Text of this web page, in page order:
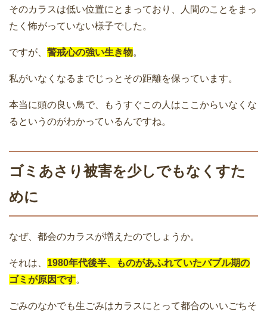
そのカラスは低い位置にとまっており、人間のことをまっ
たく怖がっていない様子でした。
ですが、 警戒心の強い生き物。
私がいなくなるまでじっとその距離を保っています。
本当に頭の良い鳥で、もうすぐこの人はここからいなくな
るというのがわかっているんですね。
ゴミあさり被害を少しでもなくすた
めに
なぜ、都会のカラスが増えたのでしょうか。
それは、 1980年代後半、ものがあふれていたバブル期の
ゴミが原因です。
ごみのなかでも生ごみはカラスにとって都合のいいごちそ